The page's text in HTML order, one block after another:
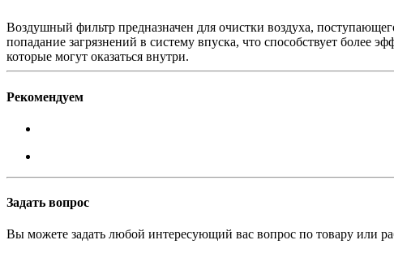
Воздушный фильтр предназначен для очистки воздуха,
попадание загрязнений в систему впуска, что способствует более
которые могут оказаться внутри.
Рекомендуем
Задать вопрос
Вы можете задать любой интересующий вас вопрос по товару или